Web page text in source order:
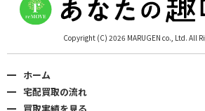
Copyright (C) 2026 MARUGEN co., Ltd. All
ホーム
宅配買取の流れ